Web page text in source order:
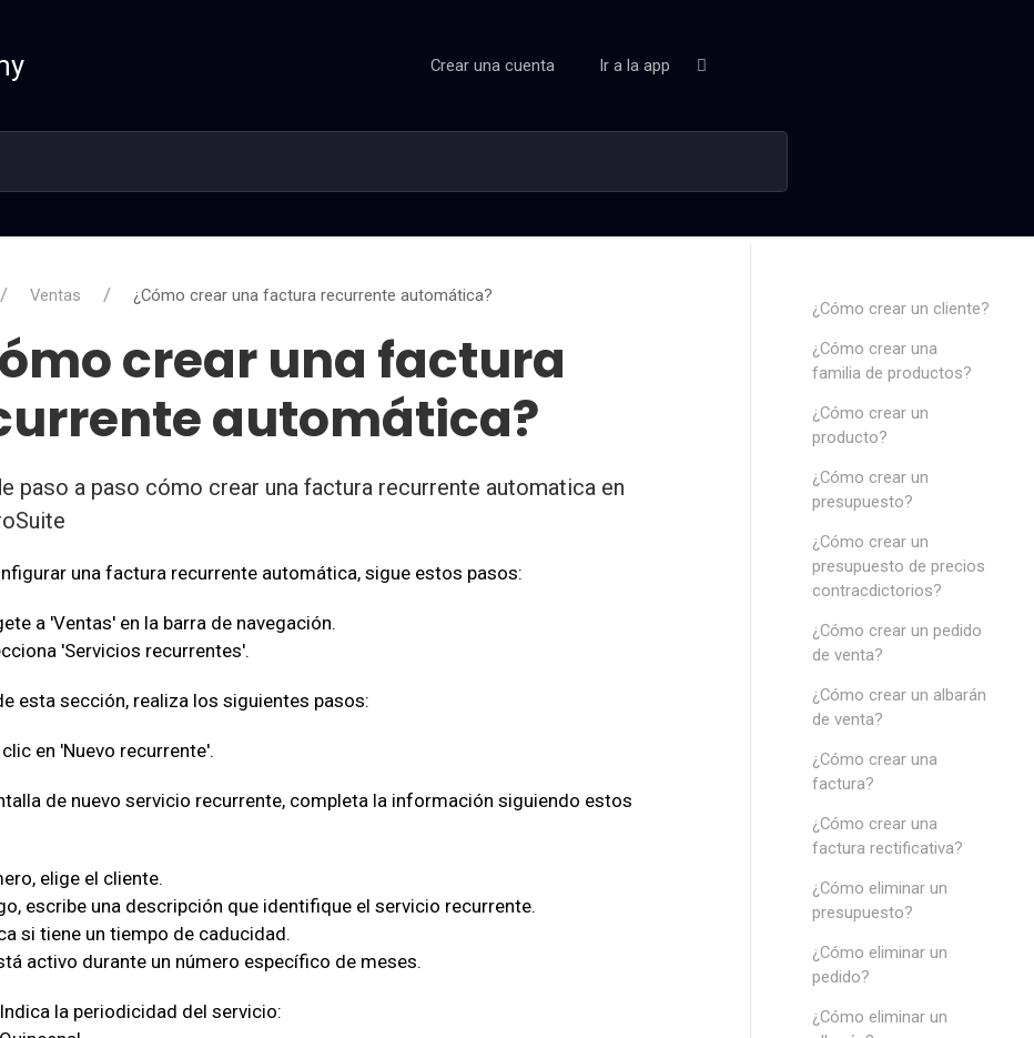
Crear una cuenta Ir a la app
Ventas ¿Cómo crear una factura recurrente automática?
crear una factura
automática?
paso a paso cómo crear una factura recurrente automatica en
una factura recurrente automática, sigue estos pasos:
a 'Ventas' en la barra de navegación.
'Servicios recurrentes'.
esta sección, realiza los siguientes pasos:
en 'Nuevo recurrente'.
de nuevo servicio recurrente, completa la información siguiendo estos
elige el cliente.
escribe una descripción que identifique el servicio recurrente.
si tiene un tiempo de caducidad.
activo durante un número específico de meses.
Indica la periodicidad del servicio:
¿Cómo crear un cliente?
¿Cómo crear una
familia de productos?
¿Cómo crear un
producto?
¿Cómo crear un
presupuesto?
¿Cómo crear un
presupuesto de precios
contracdictorios?
¿Cómo crear un pedido
de venta?
¿Cómo crear un albarán
de venta?
¿Cómo crear una
factura?
¿Cómo crear una
factura rectificativa?
¿Cómo eliminar un
presupuesto?
¿Cómo eliminar un
pedido?
¿Cómo eliminar un